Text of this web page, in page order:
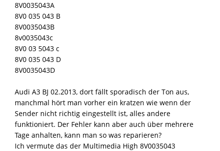
8V0035043A
8V0 035 043 B
8V0035043B
8v0035043c
8V0 03 5043 c
8V0 035 043 D
8V0035043D
Audi A3 BJ 02.2013, dort fällt sporadisch der Ton aus,
manchmal hört man vorher ein kratzen wie wenn der
Sender nicht richtig eingestellt ist, alles andere
funktioniert. Der Fehler kann aber auch über mehrere
Tage anhalten, kann man so was reparieren?
Ich vermute das der Multimedia High 8V0035043